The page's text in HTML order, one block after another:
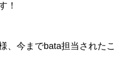
！
、今までbata担当された